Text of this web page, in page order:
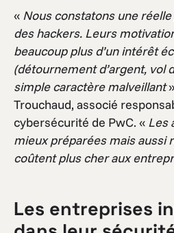
« Nous constatons une
des hackers. Leurs
beaucoup plus d’un intérêt
(détournement d’argent, vol
simple caractère malveillant
Trouchaud, associé
cybersécurité de PwC. « Les
mieux préparées mais aussi
coûtent plus cher aux
Les entreprises